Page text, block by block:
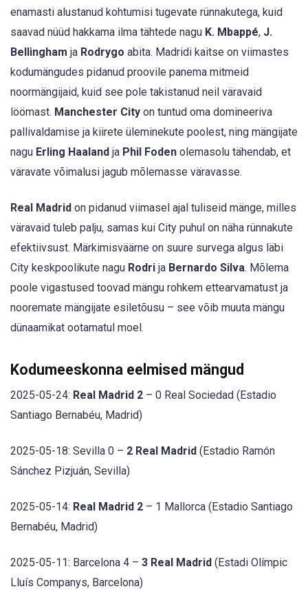
enamasti alustanud kohtumisi tugevate rünnakutega, kuid
saavad nüüd hakkama ilma tähtede nagu K. Mbappé, J.
Bellingham ja Rodrygo abita. Madridi kaitse on viimastes
kodumängudes pidanud proovile panema mitmeid
noormängijaid, kuid see pole takistanud neil väravaid
löömast. Manchester City on tuntud oma domineeriva
pallivaldamise ja kiirete üleminekute poolest, ning mängijate
nagu Erling Haaland ja Phil Foden olemasolu tähendab, et
väravate võimalusi jagub mõlemasse väravasse.
Real Madrid on pidanud viimasel ajal tuliseid mänge, milles
väravaid tuleb palju, samas kui City puhul on näha rünnakute
efektiivsust. Märkimisväärne on suure survega algus läbi
City keskpoolikute nagu Rodri ja Bernardo Silva. Mõlema
poole vigastused toovad mängu rohkem ettearvamatust ja
nooremate mängijate esiletõusu – see võib muuta mängu
dünaamikat ootamatul moel.
Kodumeeskonna eelmised mängud
2025-05-24: Real Madrid 2 – 0 Real Sociedad (Estadio
Santiago Bernabéu, Madrid)
2025-05-18: Sevilla 0 – 2 Real Madrid (Estadio Ramón
Sánchez Pizjuán, Sevilla)
2025-05-14: Real Madrid 2 – 1 Mallorca (Estadio Santiago
Bernabéu, Madrid)
2025-05-11: Barcelona 4 – 3 Real Madrid (Estadi Olímpic
Lluís Companys, Barcelona)